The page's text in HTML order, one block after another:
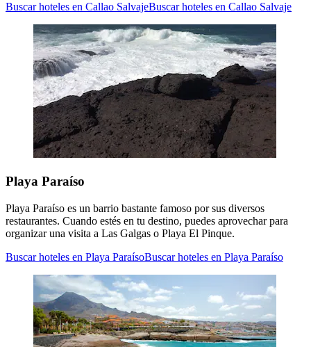
Buscar hoteles en Callao SalvajeBuscar hoteles en Callao Salvaje
Playa Paraíso
Playa Paraíso es un barrio bastante famoso por sus diversos
restaurantes. Cuando estés en tu destino, puedes aprovechar para
organizar una visita a Las Galgas o Playa El Pinque.
Buscar hoteles en Playa ParaísoBuscar hoteles en Playa Paraíso